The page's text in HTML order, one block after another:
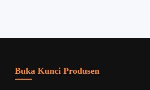
Buka Kunci Produsen